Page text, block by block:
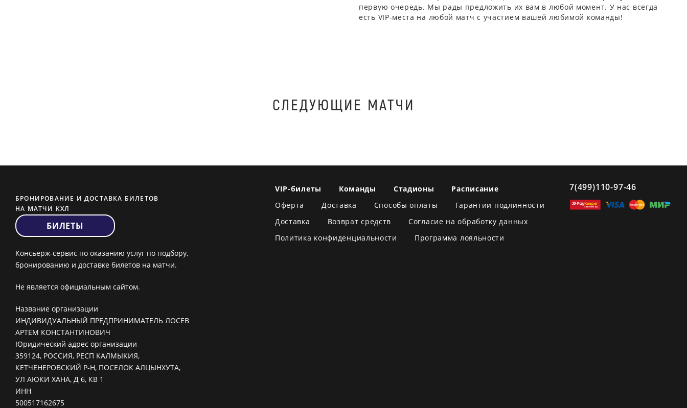
первую очередь. Мы рады предложить их вам в любой момент. У нас всегда
есть VIP-места на любой матч с участием вашей любимой команды!
СЛЕДУЮЩИЕ МАТЧИ
БРОНИРОВАНИЕ И ДОСТАВКА БИЛЕТОВ
НА МАТЧИ КХЛ
БИЛЕТЫ
Консьерж-сервис по оказанию услуг по подбору,
бронированию и доставке билетов на матчи.
Не является официальным сайтом.
Название организации
ИНДИВИДУАЛЬНЫЙ ПРЕДПРИНИМАТЕЛЬ ЛОСЕВ
АРТЕМ КОНСТАНТИНОВИЧ
Юридический адрес организации
359124, РОССИЯ, РЕСП КАЛМЫКИЯ,
КЕТЧЕНЕРОВСКИЙ Р-Н, ПОСЕЛОК АЛЦЫНХУТА,
УЛ АЮКИ ХАНА, Д 6, КВ 1
ИНН
500517162675
VIP-билеты Команды Стадионы
Расписание
Оферта
Доставка Способы оплаты
Гарантии подлинности
Доставка
Возврат средств
Согласие на обработку данных
Политика конфиденциальности
Программа лояльности
7(499)110-97-46